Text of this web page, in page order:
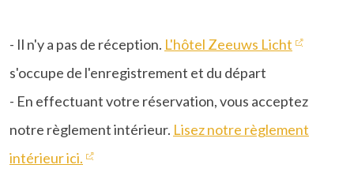
- Il n'y a pas de réception. L'hôtel Zeeuws Licht
s'occupe de l'enregistrement et du départ
- En effectuant votre réservation, vous acceptez
notre règlement intérieur. Lisez notre règlement
intérieur ici.